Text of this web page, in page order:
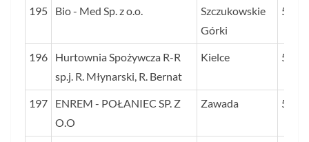
195 Bio - Med Sp. z o.o.
Szczukowskie
Górki
57
196
Hurtownia Spożywcza R-R
sp.j. R. Młynarski, R. Bernat
Kielce 57
197
ENREM - POŁANIEC SP. Z
O.O
Zawada 57